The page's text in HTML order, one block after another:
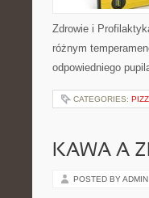
Zdrowie i
różnym
odpowiedniego
CATEGORIES:
KAWA A
POSTED BY ADMIN